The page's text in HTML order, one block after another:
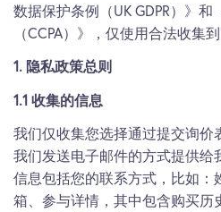
数据保护条例（UK GDPR）》
（CCPA）》，仅使用合法收集
1. 隐私政策总则
1.1 收集的信息
我们仅收集您选择通过提交询价
我们发送电子邮件的方式提供给
信息包括您的联系方式，比如：
箱、参与详情，其中包含购买历